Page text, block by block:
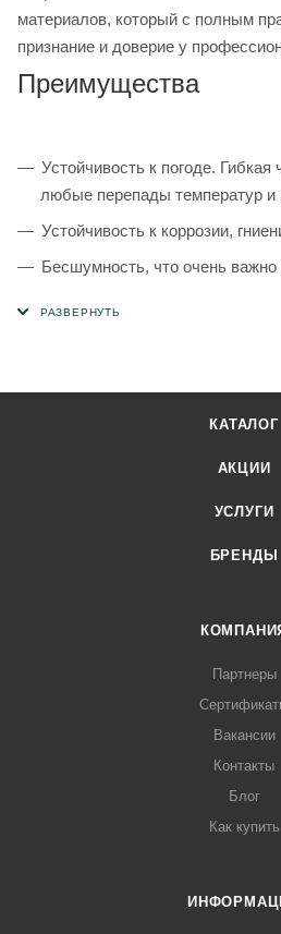
материалов, который с полным
признание и доверие у
Преимущества
Устойчивость к погоде.
любые перепады температур и
Устойчивость к коррозии,
Бесшумность, что очень
Соотношение цены и качества.
сочетает в себе надежность и
гарантию, подтвержденную
Легкий монтаж. Действуя по
Разнообразие форм и цвета
КАТАЛОГ
АКЦИИ
УСЛУГИ
БРЕНДЫ
Партнеры
Вакансии
Контакты
Блог
Как купить